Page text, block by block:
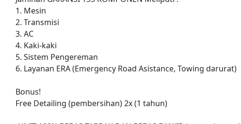
1. Mesin
2. Transmisi
3. AC
4. Kaki-kaki
5. Sistem Pengereman
6. Layanan ERA (Emergency Road Asistance, Towing darurat)
Bonus!
Free Detailing (pembersihan) 2x (1 tahun)